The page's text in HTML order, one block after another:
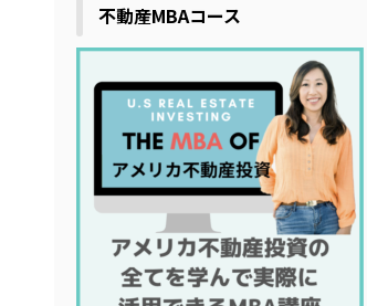
不動産MBAコース